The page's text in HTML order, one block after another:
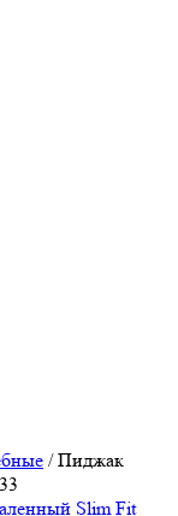
/Пиджак